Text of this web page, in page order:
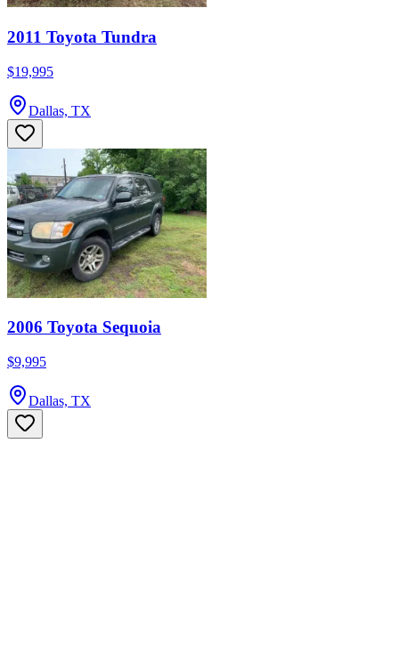
2011 Toyota Tundra
$19,995
Dallas, TX
2006 Toyota Sequoia
$9,995
Dallas, TX